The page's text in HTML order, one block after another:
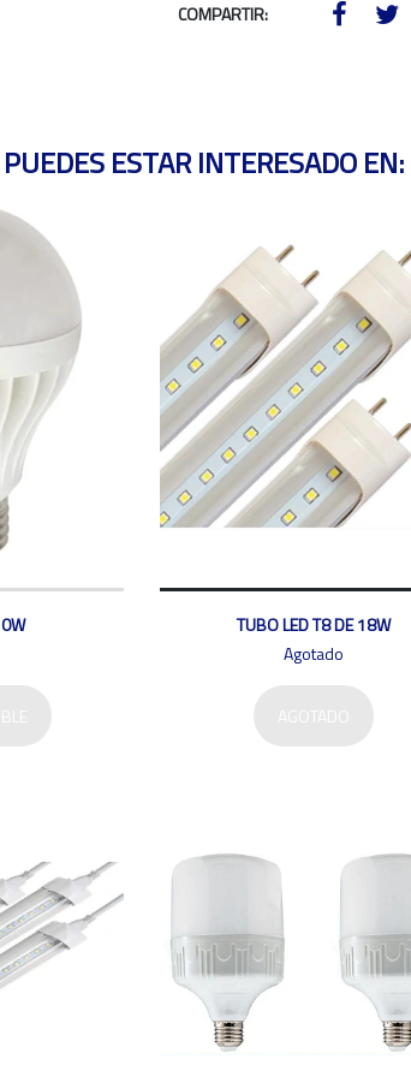
COMPARTIR:
ESTAR INTERESADO EN:
TUBO LED T8 DE 18W
Agotado